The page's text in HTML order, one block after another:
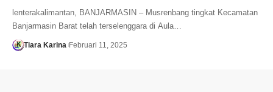
lenterakalimantan, BANJARMASIN – Musrenbang tingkat Kecamatan
Banjarmasin Barat telah terselenggara di Aula…
Tiara Karina Februari 11, 2025